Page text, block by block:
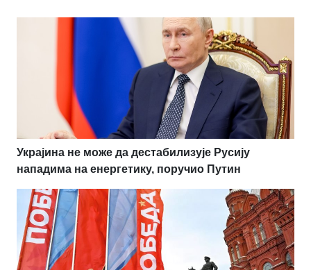
Украјина не може да дестабилизује Русију
нападима на енергетику, поручио Путин